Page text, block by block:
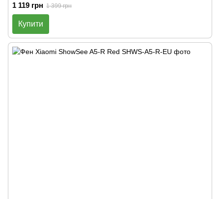
1 119 грн 1 399 грн
Купити